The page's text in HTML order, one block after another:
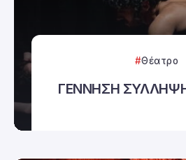
Θέατρο
ΓΕΝΝΗΣΗ